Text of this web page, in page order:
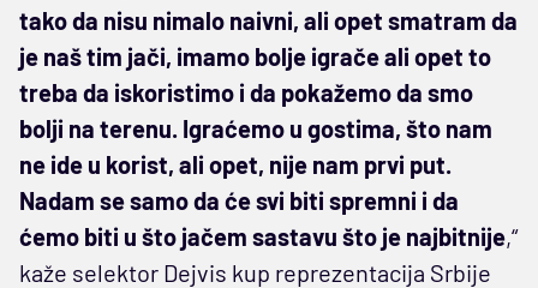
tako da nisu nimalo naivni, ali opet smatram da
je naš tim jači, imamo bolje igrače ali opet to
treba da iskoristimo i da pokažemo da smo
bolji na terenu. Igraćemo u gostima, što nam
ne ide u korist, ali opet, nije nam prvi put.
Nadam se samo da će svi biti spremni i da
ćemo biti u što jačem sastavu što je najbitnije,“
kaže selektor Dejvis kup reprezentacija Srbije